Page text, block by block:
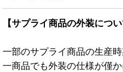
【サプライ商品の外装につい
一部のサプライ商品の生産
一商品でも外装の仕様が僅